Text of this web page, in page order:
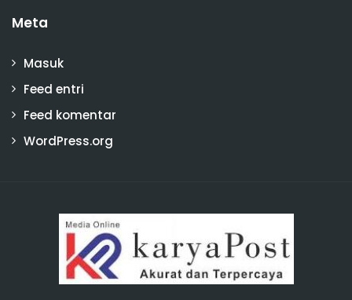
Meta
Masuk
Feed entri
Feed komentar
WordPress.org